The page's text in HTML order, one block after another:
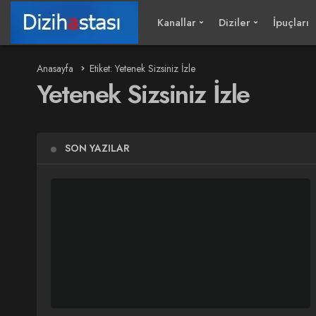
Kanallar Diziler İpuçları
Anasayfa Etiket: Yetenek Sizsiniz İzle
Yetenek Sizsiniz İzle
SON YAZILAR